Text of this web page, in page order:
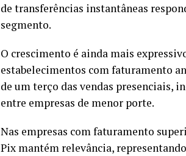
de transferências instantâneas
segmento.
O crescimento é ainda mais
estabelecimentos com faturamento
de um terço das vendas presenciais,
entre empresas de menor porte.
Nas empresas com faturamento
Pix mantém relevância,